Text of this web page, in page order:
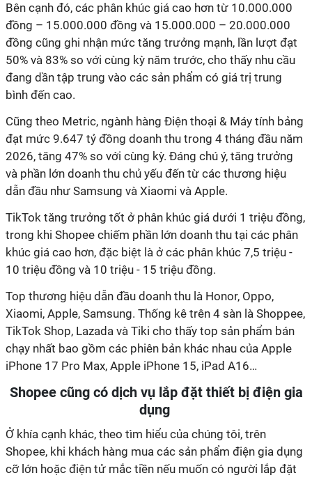
Bên cạnh đó, các phân khúc giá cao hơn từ 10.000.000
đồng – 15.000.000 đồng và 15.000.000 – 20.000.000
đồng cũng ghi nhận mức tăng trưởng mạnh, lần lượt đạt
50% và 83% so với cùng kỳ năm trước, cho thấy nhu cầu
đang dần tập trung vào các sản phẩm có giá trị trung
bình đến cao.
Cũng theo Metric, ngành hàng Điện thoại & Máy tính bảng
đạt mức 9.647 tỷ đồng doanh thu trong 4 tháng đầu năm
2026, tăng 47% so với cùng kỳ. Đáng chú ý, tăng trưởng
và phần lớn doanh thu chủ yếu đến từ các thương hiệu
dẫn đầu như Samsung và Xiaomi và Apple.
TikTok tăng trưởng tốt ở phân khúc giá dưới 1 triệu đồng,
trong khi Shopee chiếm phần lớn doanh thu tại các phân
khúc giá cao hơn, đặc biệt là ở các phân khúc 7,5 triệu -
10 triệu đồng và 10 triệu - 15 triệu đồng.
Top thương hiệu dẫn đầu doanh thu là Honor, Oppo,
Xiaomi, Apple, Samsung. Thống kê trên 4 sàn là Shoppee,
TikTok Shop, Lazada và Tiki cho thấy top sản phẩm bán
chạy nhất bao gồm các phiên bản khác nhau của Apple
iPhone 17 Pro Max, Apple iPhone 15, iPad A16…
Shopee cũng có dịch vụ lắp đặt thiết bị điện gia
dụng
Ở khía cạnh khác, theo tìm hiểu của chúng tôi, trên
Shopee, khi khách hàng mua các sản phẩm điện gia dụng
cỡ lớn hoặc điện tử mắc tiền nếu muốn có người lắp đặt